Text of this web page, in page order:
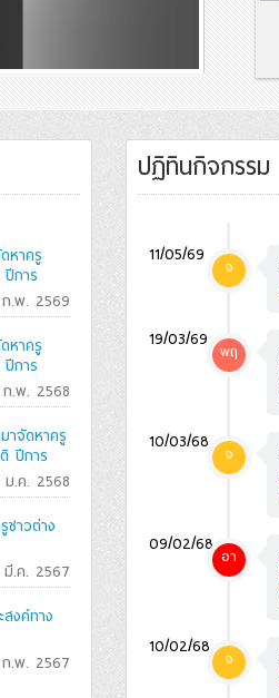
หาครู
การ
ก.พ. 2569
หาครู
การ
ก.พ. 2568
าจัดหาครู
ปีการ
.ค. 2568
ชาวต่าง
มี.ค. 2567
สงค์ทาง
.พ. 2567
ปฏิทินกิจกรรม
11/05/69 จ
19/03/69
พฤ
10/03/68
จ
09/02/68 อา
10/02/68
จ